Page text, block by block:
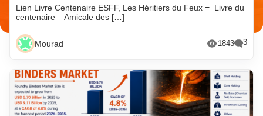
Lien Livre Centenaire ESFF, Les Héritiers du Feux = Livre du
centenaire – Amicale des […]
Mourad 1843 3